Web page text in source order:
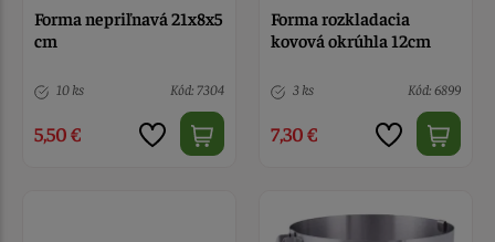
Forma nepriľnavá 21x8x5
cm
10 ks Kód: 7304
5,50 €
Forma rozkladacia
kovová okrúhla 12cm
3 ks Kód: 6899
7,30 €